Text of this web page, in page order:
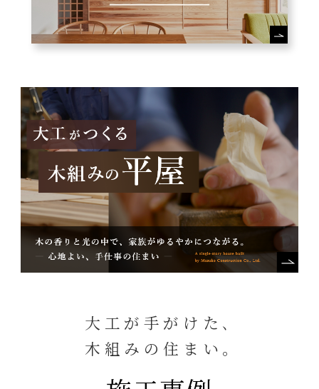
大工が手がけた､
木組みの住まい｡